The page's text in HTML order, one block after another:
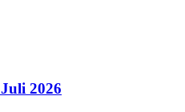
2026